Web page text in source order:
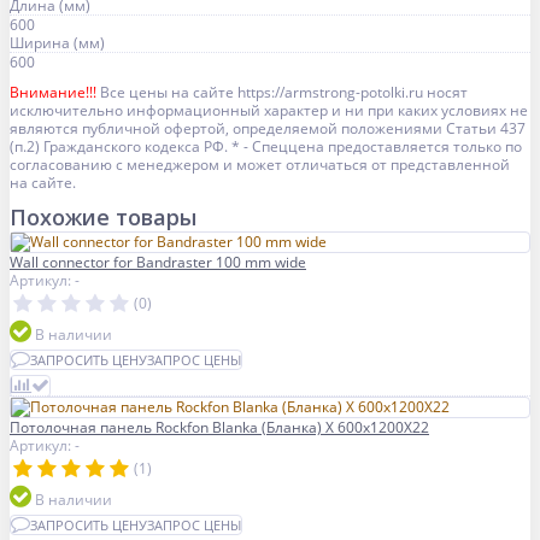
Длина (мм)
600
Ширина (мм)
600
Внимание!!! Все цены на сайте https://armstrong-potolki.ru носят
исключительно информационный характер и ни при каких условиях не
являются публичной офертой, определяемой положениями Статьи 437
(п.2) Гражданского кодекса РФ. * - Спеццена предоставляется только по
согласованию с менеджером и может отличаться от представленной
на сайте.
Похожие товары
Wall connector for Bandraster 100 mm wide
Артикул: -
(0)
В наличии
ЗАПРОСИТЬ ЦЕНУЗАПРОС ЦЕНЫ
Потолочная панель Rockfon Blanka (Бланка) X 600x1200X22
Артикул: -
(1)
В наличии
ЗАПРОСИТЬ ЦЕНУЗАПРОС ЦЕНЫ